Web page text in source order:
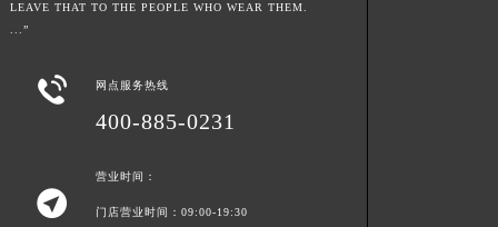
LEAVE THAT TO THE PEOPLE WHO WEAR THEM.
...”
 网点服务热线
400-885-0231

营业时间：
门店营业时间：09:00-19:30